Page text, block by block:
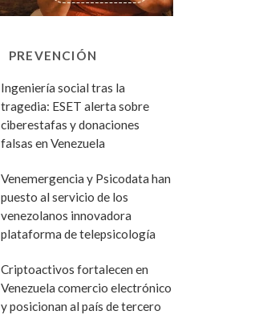
PREVENCIÓN
Ingeniería social tras la
tragedia: ESET alerta sobre
ciberestafas y donaciones
falsas en Venezuela
Venemergencia y Psicodata han
puesto al servicio de los
venezolanos innovadora
plataforma de telepsicología
Criptoactivos fortalecen en
Venezuela comercio electrónico
y posicionan al país de tercero